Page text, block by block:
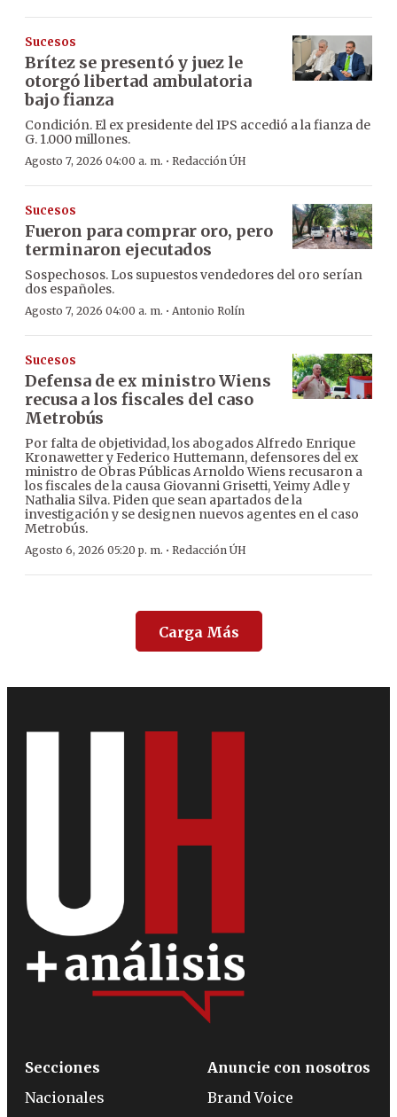
Sucesos
Brítez se presentó y juez le
otorgó libertad ambulatoria
bajo fianza
Condición. El ex presidente del IPS accedió a la fianza de
G. 1.000 millones.
Agosto 7, 2026 04:00 a. m. · Redacción ÚH
Sucesos
Fueron para comprar oro, pero
terminaron ejecutados
Sospechosos. Los supuestos vendedores del oro serían
dos españoles.
Agosto 7, 2026 04:00 a. m. · Antonio Rolín
Sucesos
Defensa de ex ministro Wiens
recusa a los fiscales del caso
Metrobús
Por falta de objetividad, los abogados Alfredo Enrique
Kronawetter y Federico Huttemann, defensores del ex
ministro de Obras Públicas Arnoldo Wiens recusaron a
los fiscales de la causa Giovanni Grisetti, Yeimy Adle y
Nathalia Silva. Piden que sean apartados de la
investigación y se designen nuevos agentes en el caso
Metrobús.
Agosto 6, 2026 05:20 p. m. · Redacción ÚH
Carga Más
Secciones
Nacionales
Anuncie con nosotros
Brand Voice